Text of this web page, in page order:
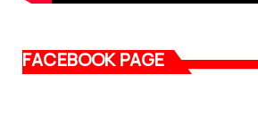
FACEBOOK PAGE